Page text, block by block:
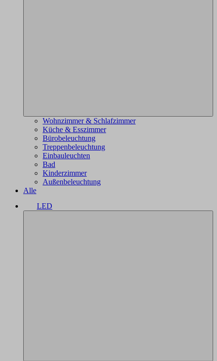
Wohnzimmer & Schlafzimmer
Küche & Esszimmer
Bürobeleuchtung
Treppenbeleuchtung
Einbauleuchten
Bad
Kinderzimmer
Außenbeleuchtung
Alle
LED